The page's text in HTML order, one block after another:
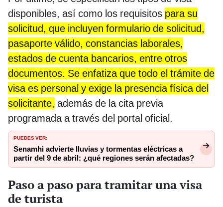
disponibles, así como los requisitos para su
solicitud, que incluyen formulario de solicitud,
pasaporte válido, constancias laborales,
estados de cuenta bancarios, entre otros
documentos. Se enfatiza que todo el trámite de
visa es personal y exige la presencia física del
solicitante, además de la cita previa
programada a través del portal oficial.
PUEDES VER:
Senamhi advierte lluvias y tormentas eléctricas a
partir del 9 de abril: ¿qué regiones serán afectadas?
Paso a paso para tramitar una visa
de turista